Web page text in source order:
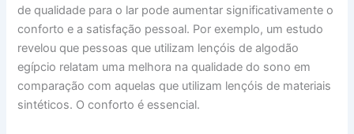
de qualidade para o lar pode aumentar significativamente o
conforto e a satisfação pessoal. Por exemplo, um estudo
revelou que pessoas que utilizam lençóis de algodão
egípcio relatam uma melhora na qualidade do sono em
comparação com aquelas que utilizam lençóis de materiais
sintéticos. O conforto é essencial.